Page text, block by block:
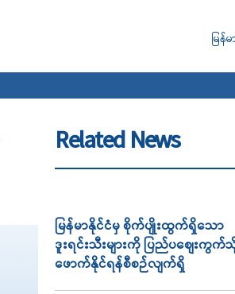
မြန်မ
Related News
မြန်မာနိုင်ငံမှ စိုက်ပျိုးထွက်ရှိသော
ဒူးရင်းသီးများကို ပြည်ပစျေးကွ
ဖောက်နိုင်ရန်စီစဉ်လျက်ရှိ